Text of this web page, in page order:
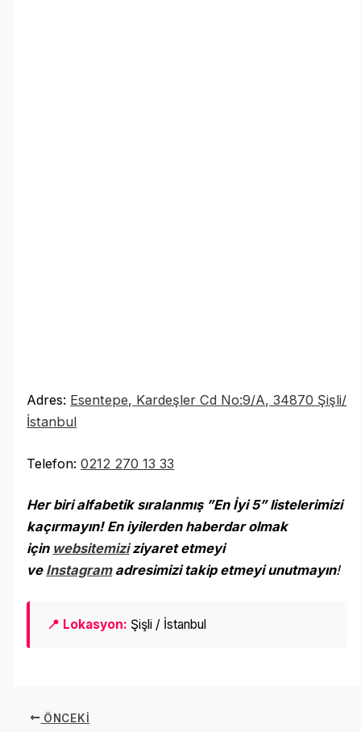
Adres: Esentepe, Kardeşler Cd No:9/A, 34870 Şişli/
İstanbul
Telefon:0212 270 13 33
Her biri alfabetik sıralanmış ”En İyi 5” listelerimizi
kaçırmayın! En iyilerden haberdar olmak
için websitemiziziyaret etmeyi
ve Instagramadresimizi takip etmeyi unutmayın!
📍 Lokasyon: Şişli / İstanbul
ÖNCEKI